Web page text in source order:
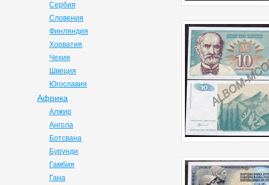
Сербия
Словения
Финляндия
Хорватия
Чехия
Швеция
Югославия
Африка
Алжир
Ангола
Ботсвана
Бурунди
Гамбия
Гана